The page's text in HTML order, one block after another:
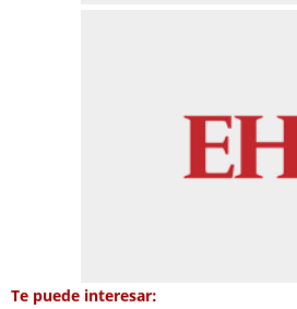
Te puede interesar: